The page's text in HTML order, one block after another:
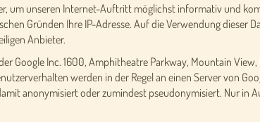
um unseren Internet-Auftritt möglichst informativ und
Gründen Ihre IP-Adresse. Auf die Verwendung
Anbieter.
Google Inc. 1600, Amphitheatre Parkway, Mountain
werden in der Regel an einen Server von
anonymisiert oder zumindest pseudonymisiert. Nur in